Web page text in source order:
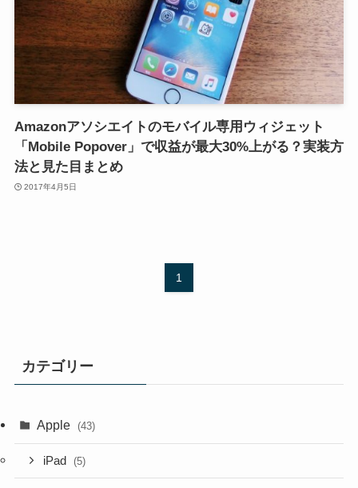
Amazonアソシエイトのモバイル専用ウィジェット
「Mobile Popover」で収益が最大30%上がる？実装方
法と見た目まとめ
2017年4月5日
1
カテゴリー
Apple (43)
iPad (5)